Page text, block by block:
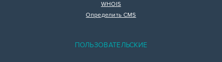
WHOIS
Определить CMS
ПОЛЬЗОВАТЕЛЬСКИЕ